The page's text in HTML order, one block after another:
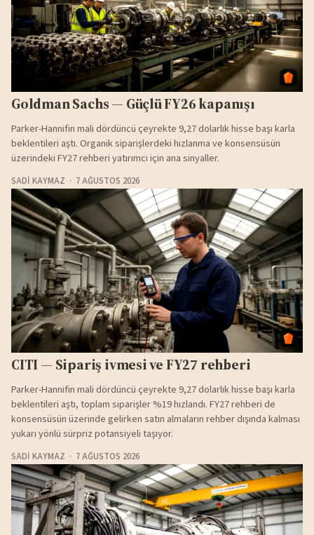
Goldman Sachs — Güçlü FY26 kapanışı
Parker-Hannifin mali dördüncü çeyrekte 9,27 dolarlık hisse başı karla
beklentileri aştı. Organik siparişlerdeki hızlanma ve konsensüsün
üzerindeki FY27 rehberi yatırımcı için ana sinyaller.
SADI KAYMAZ 7 AĞUSTOS 2026
CITI — Sipariş ivmesi ve FY27 rehberi
Parker-Hannifin mali dördüncü çeyrekte 9,27 dolarlık hisse başı karla
beklentileri aştı, toplam siparişler %19 hızlandı. FY27 rehberi de
konsensüsün üzerinde gelirken satın almaların rehber dışında kalması
yukarı yönlü sürpriz potansiyeli taşıyor.
SADI KAYMAZ 7 AĞUSTOS 2026